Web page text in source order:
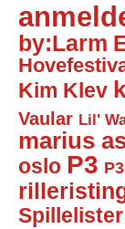
by:Larm
Kim Klev
Vaular Lil'
marius
oslo P3
Spillelister